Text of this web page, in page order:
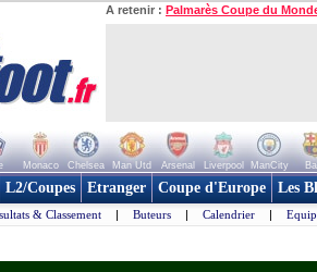
A retenir : Palmarès Coupe du
Monaco Chelsea Man Utd Arsenal Liverpool ManCity
L2/Coupes Etranger Coupe d'Europe Les
& Classement | Buteurs | Calendrier |